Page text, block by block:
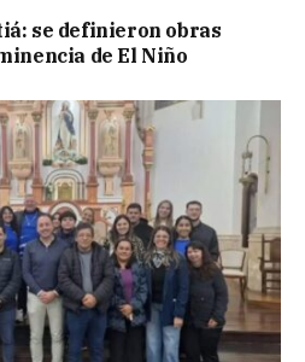
se definieron obras
de El Niño